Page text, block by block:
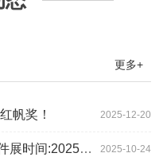
更多+
2025-12-20
帆奖！
2025-10-24
:2025年10月28-